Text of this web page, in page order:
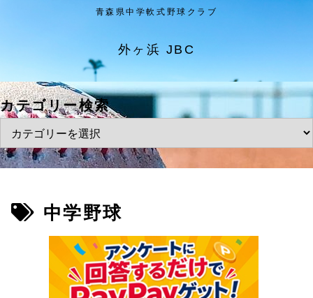
青森県中学軟式野球クラブ
外ヶ浜 JBC
カテゴリー検索
中学野球